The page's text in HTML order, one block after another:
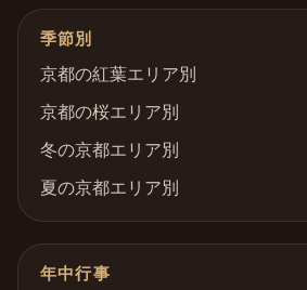
季節別
京都の紅葉エリア別
京都の桜エリア別
冬の京都エリア別
夏の京都エリア別
年中行事